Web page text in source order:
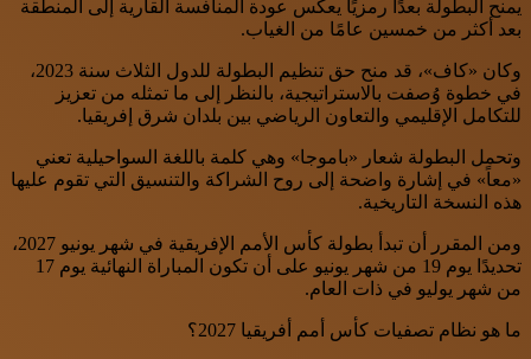
يمنح البطولة بعدًا رمزيًا يعكس عودة المنافسة القارية إلى المنطقة
بعد أكثر من خمسين عامًا من الغياب.
وكان «كاف»، قد منح حق تنظيم البطولة للدول الثلاث سنة 2023،
في خطوة وُصفت بالاستراتيجية، بالنظر إلى ما تمثله من تعزيز
للتكامل الإقليمي والتعاون الرياضي بين بلدان شرق إفريقيا.
وتحمل البطولة شعار «باموجا» وهي كلمة باللغة السواحيلية تعني
«معاً» في إشارة واضحة إلى روح الشراكة والتنسيق التي تقوم عليها
هذه النسخة التاريخية.
ومن المقرر أن تبدأ بطولة كأس الأمم الإفريقية في شهر يونيو 2027،
تحديدًا يوم 19 من شهر يونيو على أن تكون المباراة النهائية يوم 17
من شهر يوليو في ذات العام.
ما هو نظام تصفيات كأس أمم أفريقيا 2027؟